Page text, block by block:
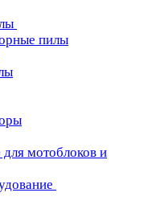
пилы
мотоблоков и